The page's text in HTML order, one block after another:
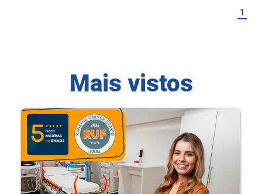
1
Mais vistos